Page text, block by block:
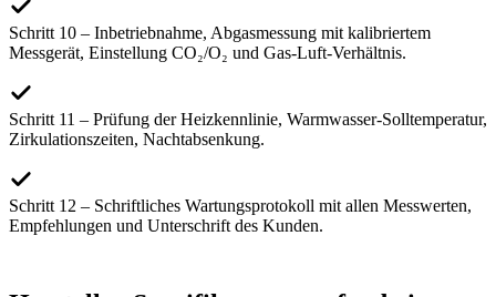
Schritt 10 – Inbetriebnahme, Abgasmessung mit kalibriertem
Messgerät, Einstellung CO₂/O₂ und Gas-Luft-Verhältnis.
Schritt 11 – Prüfung der Heizkennlinie, Warmwasser-Solltemperatur,
Zirkulationszeiten, Nachtabsenkung.
Schritt 12 – Schriftliches Wartungsprotokoll mit allen Messwerten,
Empfehlungen und Unterschrift des Kunden.